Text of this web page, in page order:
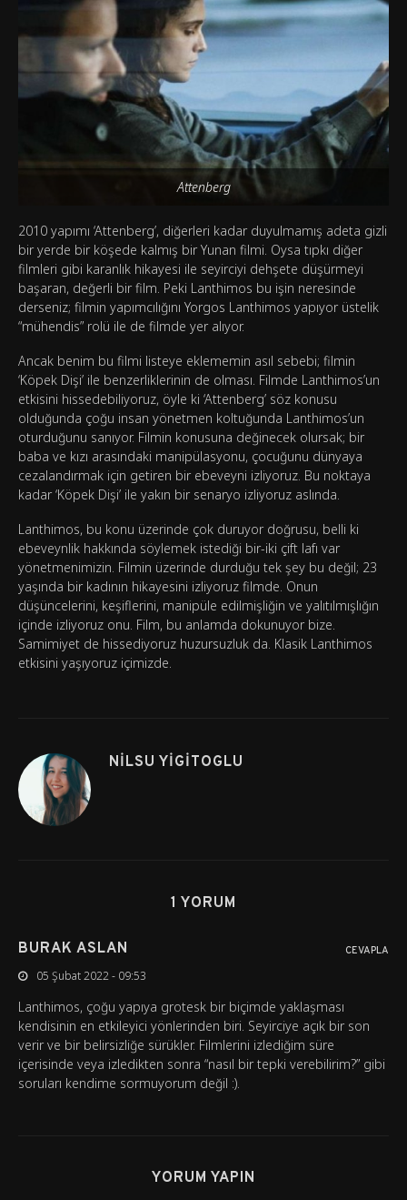
Attenberg
2010 yapımı ‘Attenberg’, diğerleri kadar duyulmamış adeta gizli
bir yerde bir köşede kalmış bir Yunan filmi. Oysa tıpkı diğer
filmleri gibi karanlık hikayesi ile seyirciyi dehşete düşürmeyi
başaran, değerli bir film. Peki Lanthimos bu işin neresinde
derseniz; filmin yapımcılığını Yorgos Lanthimos yapıyor üstelik
“mühendis” rolü ile de filmde yer alıyor.
Ancak benim bu filmi listeye eklememin asıl sebebi; filmin
‘Köpek Dişi’ ile benzerliklerinin de olması. Filmde Lanthimos’un
etkisini hissedebiliyoruz, öyle ki ‘Attenberg’ söz konusu
olduğunda çoğu insan yönetmen koltuğunda Lanthimos’un
oturduğunu sanıyor. Filmin konusuna değinecek olursak; bir
baba ve kızı arasındaki manipülasyonu, çocuğunu dünyaya
cezalandırmak için getiren bir ebeveyni izliyoruz. Bu noktaya
kadar ‘Köpek Dişi’ ile yakın bir senaryo izliyoruz aslında.
Lanthimos, bu konu üzerinde çok duruyor doğrusu, belli ki
ebeveynlik hakkında söylemek istediği bir-iki çift lafı var
yönetmenimizin. Filmin üzerinde durduğu tek şey bu değil; 23
yaşında bir kadının hikayesini izliyoruz filmde. Onun
düşüncelerini, keşiflerini, manipüle edilmişliğin ve yalıtılmışlığın
içinde izliyoruz onu. Film, bu anlamda dokunuyor bize.
Samimiyet de hissediyoruz huzursuzluk da. Klasik Lanthimos
etkisini yaşıyoruz içimizde.
NILSU YIGITOGLU
1 YORUM
BURAK ASLAN
05 Şubat 2022 - 09:53
Lanthimos, çoğu yapıya grotesk bir biçimde yaklaşması
kendisinin en etkileyici yönlerinden biri. Seyirciye açık bir son
verir ve bir belirsizliğe sürükler. Filmlerini izlediğim süre
içerisinde veya izledikten sonra “nasıl bir tepki verebilirim?” gibi
soruları kendime sormuyorum değil :).
CEVAPLA
YORUM YAPIN